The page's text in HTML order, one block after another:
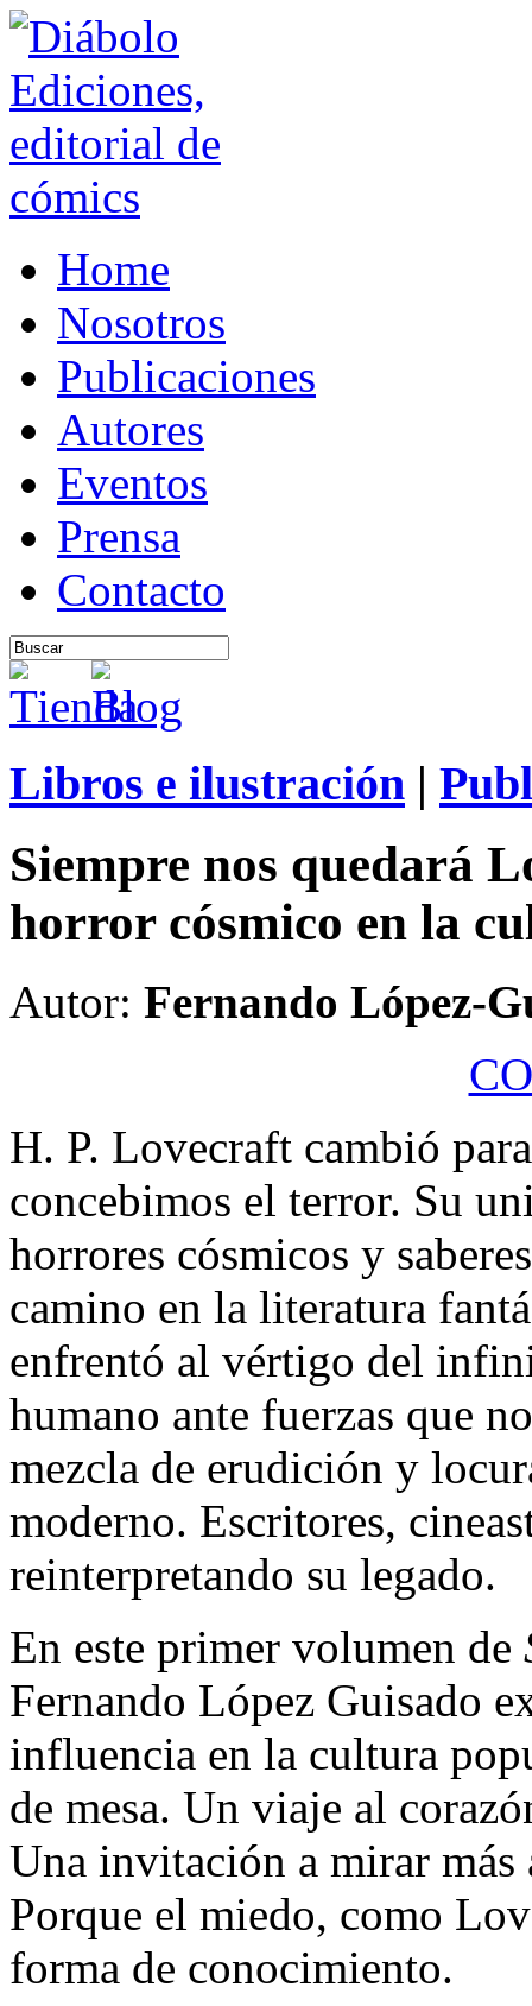
Home
Nosotros
Publicaciones
Autores
Eventos
Prensa
Contacto
Libros e ilustración |
Siempre nos quedará
horror cósmico en la
Autor: Fernando López-
H. P. Lovecraft cambió
concebimos el terror. Su
horrores cósmicos y
camino en la literatura
enfrentó al vértigo del
humano ante fuerzas que
mezcla de erudición y
moderno. Escritores,
reinterpretando su legado.
En este primer volumen de
Fernando López Guisado
influencia en la cultura
de mesa. Un viaje al
Una invitación a mirar
Porque el miedo, como
forma de conocimiento.